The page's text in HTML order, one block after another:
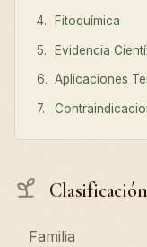
Fitoquímica
Evidencia
Aplicaciones
Familia